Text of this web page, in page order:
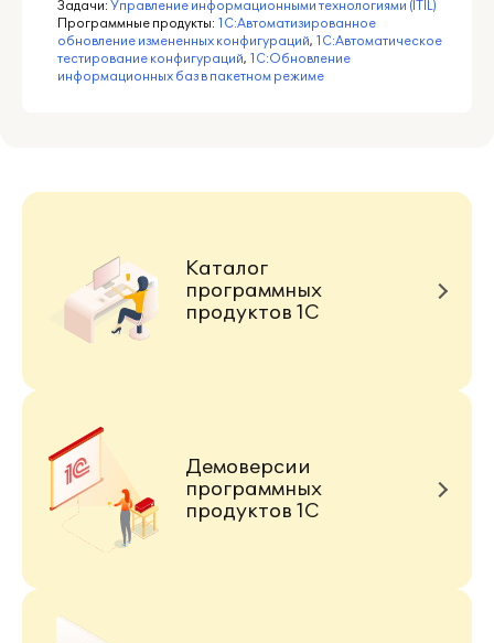
Задачи: Управление информационными технологиями (ITIL)
Программные продукты: 1С:Автоматизированное
обновление измененных конфигураций, 1С:Автоматическое
тестирование конфигураций, 1С:Обновление
информационных баз в пакетном режиме
Каталог
программных
продуктов 1С
Демоверсии
программных
продуктов 1С